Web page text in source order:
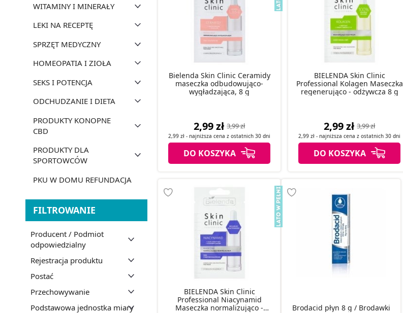
WITAMINY I MINERAŁY
LEKI NA RECEPTĘ
SPRZĘT MEDYCZNY
HOMEOPATIA I ZIOŁA
SEKS I POTENCJA
ODCHUDZANIE I DIETA
PRODUKTY KONOPNE
CBD
PRODUKTY DLA
SPORTOWCÓW
PKU W DOMU REFUNDACJA
FILTROWANIE
Producent / Podmiot
odpowiedzialny
Rejestracja produktu
Postać
Przechowywanie
Podstawowa jednostka miary
Bielenda Skin Clinic Ceramidy
maseczka odbudowująco-
wygładzająca, 8 g
2,99 zł 3,99 zł
2,99 zł - najniższa cena z ostatnich 30 dni
DO KOSZYKA
BIELENDA Skin Clinic
Professional Kolagen Maseczka
regenerująco - odżywcza 8 g
2,99 zł 3,99 zł
2,99 zł - najniższa cena z ostatnich 30 dni
DO KOSZYKA
BIELENDA Skin Clinic
Professional Niacynamid
Maseczka normalizująco -
Brodacid płyn 8 g / Brodawki